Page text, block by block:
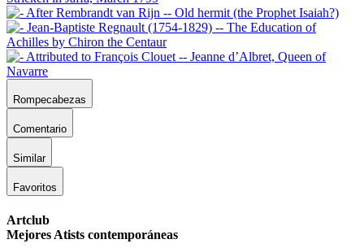
Rompecabezas
Comentario
Similar
Favoritos
Artclub
Mejores Atists contemporáneas